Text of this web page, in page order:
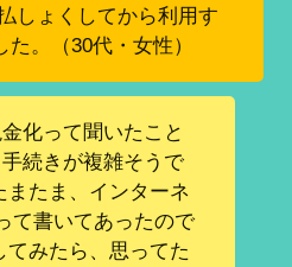
しょくしてから利用す
。（30代・女性）
化って聞いたこと
続きが複雑そうで
たま、インターネ
て書いてあったので
みたら、思ってた